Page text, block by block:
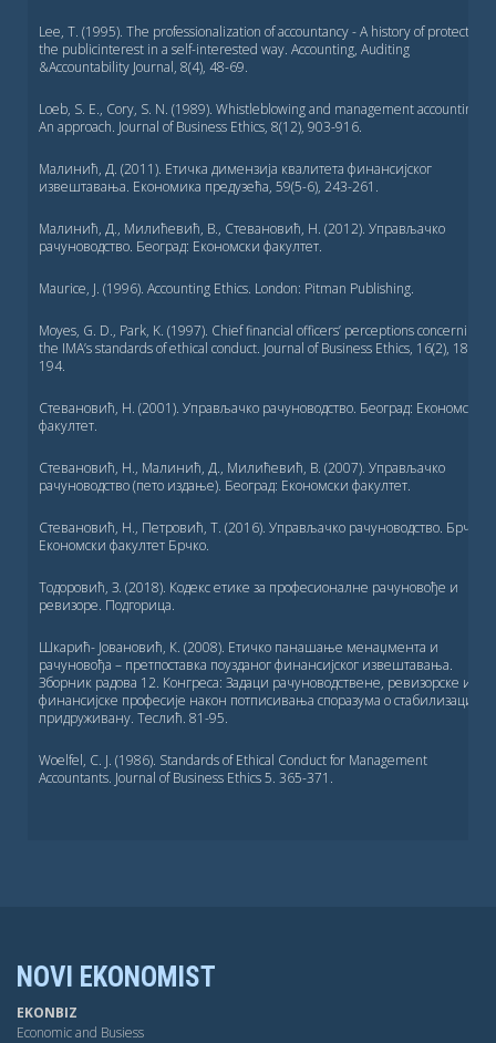
Lee, T. (1995). The professionalization of accountancy - A history of protecting
the publicinterest in a self-interested way. Accounting, Auditing
&Accountability Journal, 8(4), 48-69.
Loeb, S. E., Cory, S. N. (1989). Whistleblowing and management accounting:
An approach. Journal of Business Ethics, 8(12), 903-916.
Малинић, Д. (2011). Етичка димензија квалитета финансијског
извештавања. Економика предузећа, 59(5-6), 243-261.
Малинић, Д., Милићевић, В., Стевановић, Н. (2012). Управљачко
рачуноводство. Београд: Економски факултет.
Maurice, J. (1996). Accounting Ethics. London: Pitman Publishing.
Moyes, G. D., Park, K. (1997). Chief financial officers’ perceptions concerning
the IMA’s standards of ethical conduct. Journal of Business Ethics, 16(2), 189-
194.
Стевановић, Н. (2001). Управљачко рачуноводство. Београд: Економски
факултет.
Стевановић, Н., Малинић, Д., Милићевић, В. (2007). Управљачко
рачуноводство (пето издање). Београд: Економски факултет.
Стевановић, Н., Петровић, Т. (2016). Управљачко рачуноводство. Брчко:
Економски факултет Брчко.
Тодоровић, З. (2018). Кодекс етике за професионалне рачуновође и
ревизоре. Подгорица.
Шкарић- Јовановић, К. (2008). Етичко панашање менаџмента и
рачуновођа – претпоставка поузданог финансијског извештавања.
Зборник радова 12. Конгреса: Задаци рачуноводствене, ревизорске и
финансијске професије након потписивања споразума о стабилизацији
придруживану. Теслић. 81-95.
Woelfel, C. J. (1986). Standards of Ethical Conduct for Management
Accountants. Journal of Business Ethics 5. 365-371.
NOVI EKONOMIST
EKONBIZ
Economic and Busiess